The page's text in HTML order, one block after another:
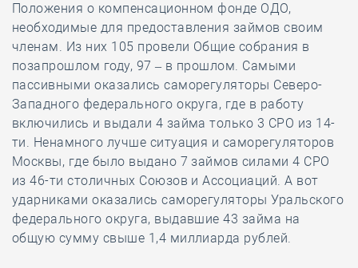
Положения о компенсационном фонде ОДО,
необходимые для предоставления займов своим
членам. Из них 105 провели Общие собрания в
позапрошлом году, 97 – в прошлом. Самыми
пассивными оказались саморегуляторы Северо-
Западного федерального округа, где в работу
включились и выдали 4 займа только 3 СРО из 14-
ти. Ненамного лучше ситуация и саморегуляторов
Москвы, где было выдано 7 займов силами 4 СРО
из 46-ти столичных Союзов и Ассоциаций. А вот
ударниками оказались саморегуляторы Уральского
федерального округа, выдавшие 43 займа на
общую сумму свыше 1,4 миллиарда рублей.